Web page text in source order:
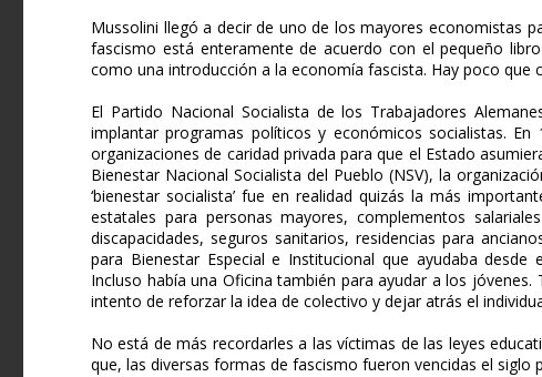
Mussolini llegó a decir de uno de los mayores economistas
fascismo está enteramente de acuerdo con el pequeño
como una introducción a la economía fascista. Hay poco que
El Partido Nacional Socialista de los Trabajadores
implantar programas políticos y económicos socialistas.
organizaciones de caridad privada para que el Estado
Bienestar Nacional Socialista del Pueblo (NSV), la
‘bienestar socialista’ fue en realidad quizás la más
estatales para personas mayores, complementos
discapacidades, seguros sanitarios, residencias para
para Bienestar Especial e Institucional que ayudaba
Incluso había una Oficina también para ayudar a los
intento de reforzar la idea de colectivo y dejar atrás el
No está de más recordarles a las víctimas de las leyes
que, las diversas formas de fascismo fueron vencidas el siglo